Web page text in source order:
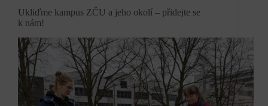
Ukliďme kampus ZČU a jeho okolí – přidejte se
k nám!